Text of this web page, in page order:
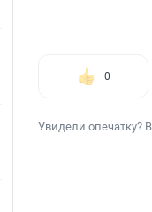
0
Увидели опечатку?